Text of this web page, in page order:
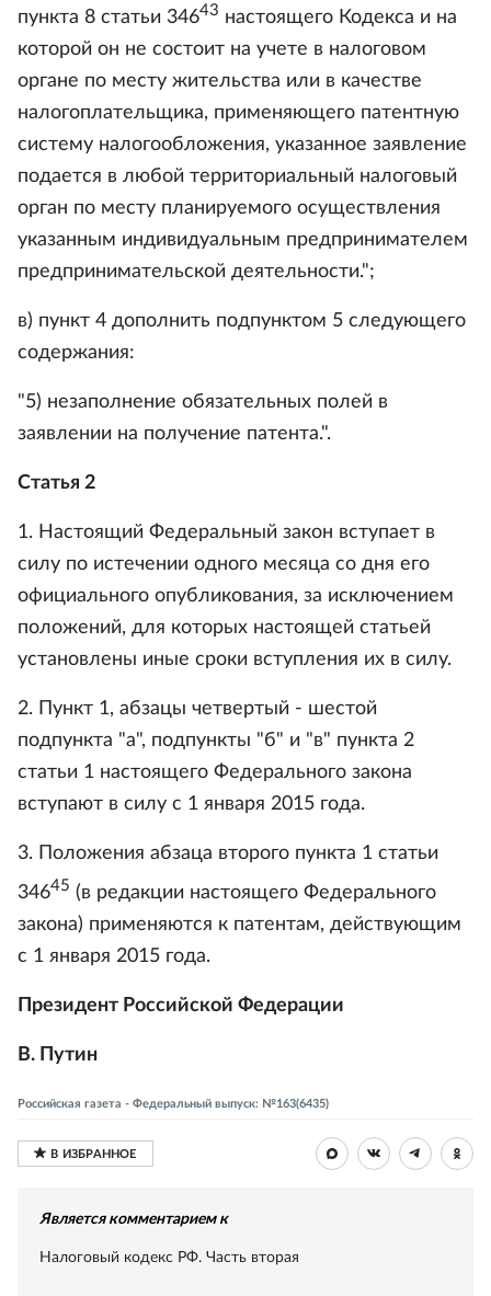
пункта 8 статьи 34643 настоящего Кодекса и на
которой он не состоит на учете в налоговом
органе по месту жительства или в качестве
налогоплательщика, применяющего патентную
систему налогообложения, указанное заявление
подается в любой территориальный налоговый
орган по месту планируемого осуществления
указанным индивидуальным предпринимателем
предпринимательской деятельности.";
в) пункт 4 дополнить подпунктом 5 следующего
содержания:
"5) незаполнение обязательных полей в
заявлении на получение патента.".
Статья 2
1. Настоящий Федеральный закон вступает в
силу по истечении одного месяца со дня его
официального опубликования, за исключением
положений, для которых настоящей статьей
установлены иные сроки вступления их в силу.
2. Пункт 1, абзацы четвертый - шестой
подпункта "а", подпункты "б" и "в" пункта 2
статьи 1 настоящего Федерального закона
вступают в силу с 1 января 2015 года.
3. Положения абзаца второго пункта 1 статьи
34645 (в редакции настоящего Федерального
закона) применяются к патентам, действующим
с 1 января 2015 года.
Президент Российской Федерации
В. Путин
Российская газета - Федеральный выпуск: №163(6435)
Является комментарием к
Налоговый кодекс РФ. Часть вторая